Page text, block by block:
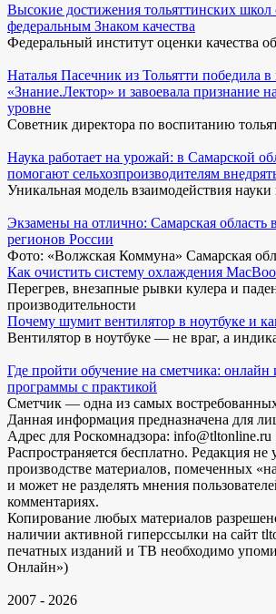
Высокие достижения тольяттинских
федеральным Знаком качества
Федеральный институт оценки качества
Наталья Пасечник из Тольятти победила в
«Знание.Лектор» и завоевала признание
уровне
Советник директора по воспитанию
Наука работает на урожай: в Самарской
помогают сельхозпроизводителям
Уникальная модель взаимодействия науки
Экзамены на отлично: Самарская
регионов России
Фото: «Волжская Коммуна» Самарская
Как очистить систему охлаждения
Перегрев, внезапные рывки кулера и
производительности
Почему шумит вентилятор в ноутбуке и
Вентилятор в ноутбуке — не враг, а
Где пройти обучение на сметчика: онлайн
программы с практикой
Сметчик — одна из самых
Данная информация предназначена для
Адрес для Роскомнадзора: info@tltonline.ru
Распространяется бесплатно. Редакция не
производстве материалов, помеченных
и может не разделять мнения
комментариях.
Копирование любых материалов
наличии активной гиперссылки на сайт
печатных изданий и ТВ необходимо
Онлайн»)
2007 - 2026